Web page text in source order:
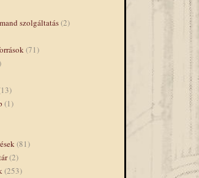
szolgáltatás(2)
(71)
(1)
(81)
(2)
(253)